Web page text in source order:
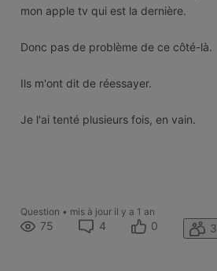
mon apple tv qui est la dernière.
Donc pas de problème de ce côté-là.
Ils m'ont dit de réessayer.
Je l'ai tenté plusieurs fois, en vain.
Question • mis à jour il y a 1 an
75 4 0 3